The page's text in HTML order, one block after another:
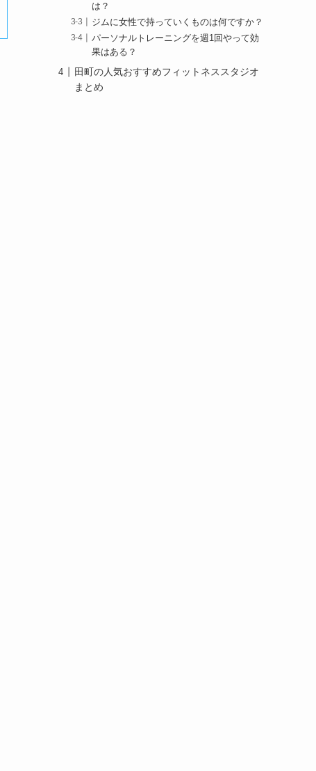
は？
ジムに女性で持っていくものは何ですか？
パーソナルトレーニングを週1回やって効
果はある？
田町の人気おすすめフィットネススタジオ
まとめ